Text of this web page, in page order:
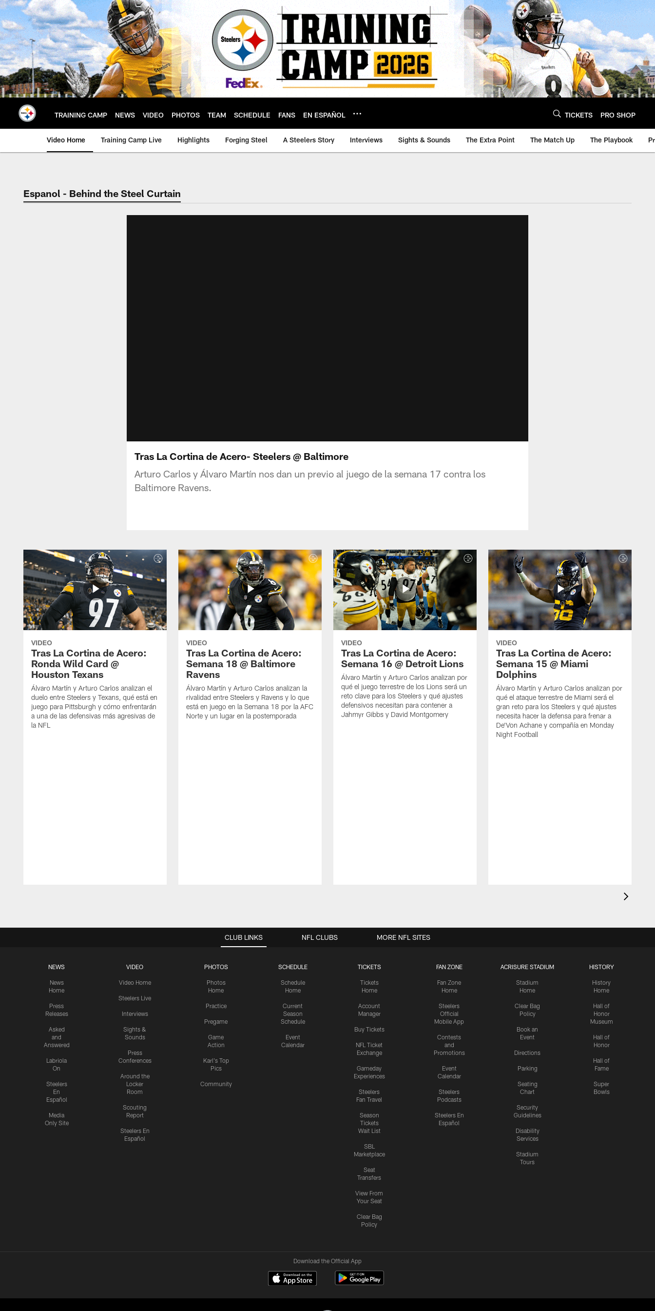
Skip
to
main
content
TRAINING CAMP NEWS VIDEO PHOTOS TEAM SCHEDULE FANS EN ESPAÑOL TICKETS PRO SHOP
Video Home Training Camp Live Highlights Forging Steel A Steelers Story Interviews Sights & Sounds The Extra Point The Match Up The Playbook
Espanol - Behind the Steel Curtain
Tras La Cortina de Acero- Steelers @ Baltimore
Arturo Carlos y Álvaro Martín nos dan un previo al juego de la semana 17 contra los
Baltimore Ravens.
VIDEO
Tras La Cortina de Acero:
Ronda Wild Card @
Houston Texans
Álvaro Martín y Arturo Carlos analizan el
duelo entre Steelers y Texans, qué está en
juego para Pittsburgh y cómo enfrentarán
a una de las defensivas más agresivas de
la NFL
VIDEO
Tras La Cortina de Acero:
Semana 18 @ Baltimore
Ravens
Álvaro Martín y Arturo Carlos analizan la
rivalidad entre Steelers y Ravens y lo que
está en juego en la Semana 18 por la AFC
Norte y un lugar en la postemporada
VIDEO
Tras La Cortina de Acero:
Semana 16 @ Detroit Lions
Álvaro Martín y Arturo Carlos analizan por
qué el juego terrestre de los Lions será un
reto clave para los Steelers y qué ajustes
defensivos necesitan para contener a
Jahmyr Gibbs y David Montgomery
VIDEO
Tras La Cortina de Acero:
Semana 15 @ Miami
Dolphins
Álvaro Martín y Arturo Carlos analizan por
qué el ataque terrestre de Miami será el
gran reto para los Steelers y qué ajustes
necesita hacer la defensa para frenar a
De'Von Achane y compañía en Monday
Night Football
CLUB LINKS
NEWS
News
Home
Press
Releases
Asked
and
Answered
Labriola
On
Steelers
En
Español
Media
Only Site
VIDEO
Video Home
Steelers Live
Interviews
Sights &
Sounds
Press
Conferences
Around the
Locker
Room
Scouting
Report
Steelers En
Español
PHOTOS
Photos
Home
Practice
Pregame
Game
Action
Karl's Top
Pics
Community
SCHEDULE
Schedule
Home
Current
Season
Schedule
Event
Calendar
TICKETS
Tickets
Home
Account
Manager
Buy Tickets
NFL Ticket
Exchange
Gameday
Experiences
Steelers
Fan Travel
Season
Tickets
Wait List
SBL
Marketplace
Seat
Transfers
View From
Your Seat
Clear Bag
Policy
FAN ZONE
Fan Zone
Home
Steelers
Official
Mobile App
Contests
and
Promotions
Event
Calendar
Steelers
Podcasts
Steelers En
Español
ACRISURE STADIUM
Stadium
Home
Clear Bag
Policy
Book an
Event
Directions
Parking
Seating
Chart
Security
Guidelines
Disability
Services
Stadium
Tours
HISTORY
History
Home
Hall of
Honor
Museum
Hall of
Honor
Hall of
Fame
Super
Bowls
NFL CLUBS MORE NFL SITES
Download the Official App